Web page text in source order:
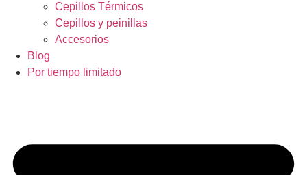
Cepillos Térmicos
Cepillos y peinillas
Accesorios
Blog
Por tiempo limitado